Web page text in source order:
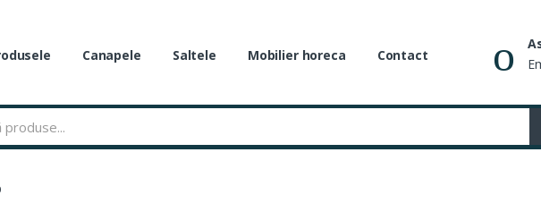
Canapele Saltele Mobilier horeca Contact